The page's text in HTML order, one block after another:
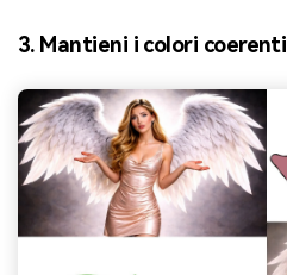
3. Mantieni i colori coerenti